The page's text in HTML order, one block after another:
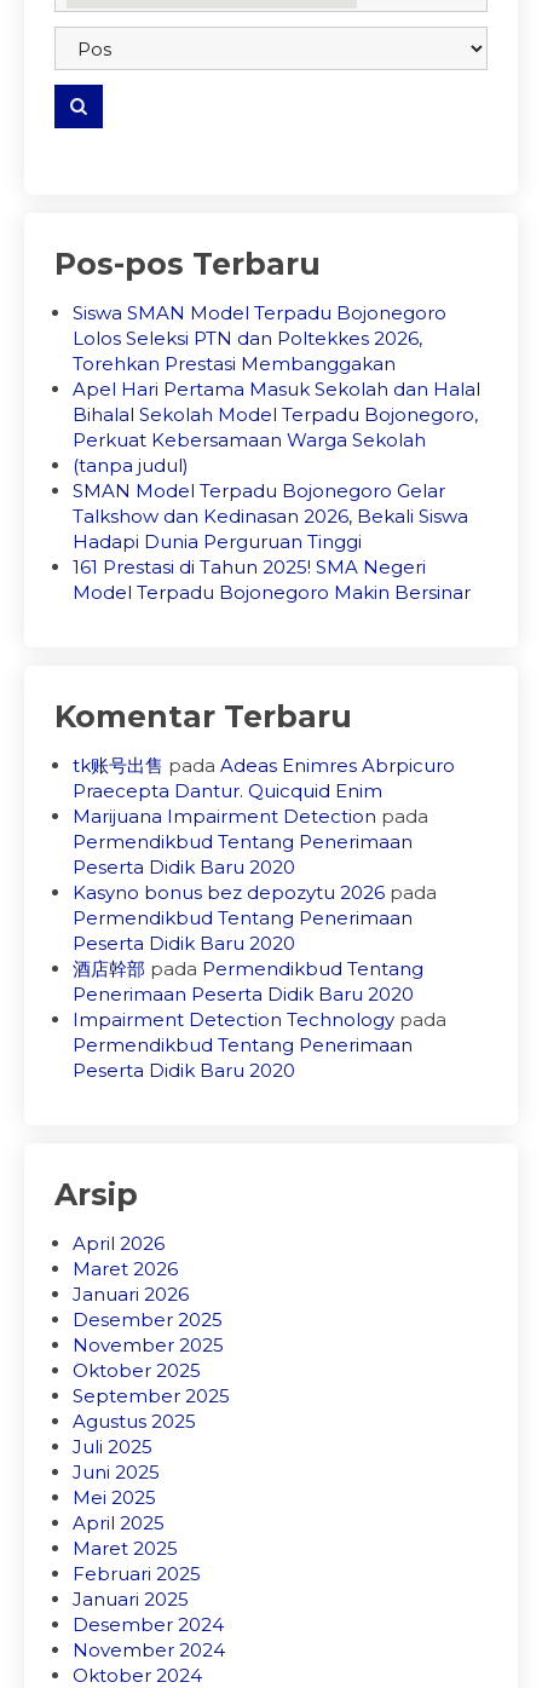
embedgooglemap.net
Pos-pos Terbaru
Siswa SMAN Model Terpadu Bojonegoro
Lolos Seleksi PTN dan Poltekkes 2026,
Torehkan Prestasi Membanggakan
Apel Hari Pertama Masuk Sekolah dan Halal
Bihalal Sekolah Model Terpadu Bojonegoro,
Perkuat Kebersamaan Warga Sekolah
(tanpa judul)
SMAN Model Terpadu Bojonegoro Gelar
Talkshow dan Kedinasan 2026, Bekali Siswa
Hadapi Dunia Perguruan Tinggi
161 Prestasi di Tahun 2025! SMA Negeri
Model Terpadu Bojonegoro Makin Bersinar
Komentar Terbaru
tk账号出售 pada Adeas Enimres Abrpicuro
Praecepta Dantur. Quicquid Enim
Marijuana Impairment Detection pada
Permendikbud Tentang Penerimaan
Peserta Didik Baru 2020
Kasyno bonus bez depozytu 2026 pada
Permendikbud Tentang Penerimaan
Peserta Didik Baru 2020
酒店幹部 pada Permendikbud Tentang
Penerimaan Peserta Didik Baru 2020
Impairment Detection Technology pada
Permendikbud Tentang Penerimaan
Peserta Didik Baru 2020
Arsip
April 2026
Maret 2026
Januari 2026
Desember 2025
November 2025
Oktober 2025
September 2025
Agustus 2025
Juli 2025
Juni 2025
Mei 2025
April 2025
Maret 2025
Februari 2025
Januari 2025
Desember 2024
November 2024
Oktober 2024